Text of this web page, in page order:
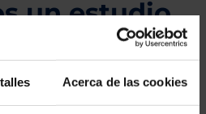
Acerca de las cookies
un estudio
su cartera.
e indíquenos los ISINs de